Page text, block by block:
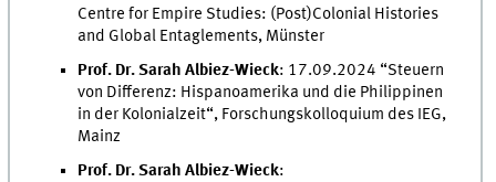
Centre for Empire Studies: (Post)Colonial Histories
and Global Entaglements, Münster
Prof. Dr. Sarah Albiez-Wieck: 17.09.2024 “Steuern
von Differenz: Hispanoamerika und die Philippinen
in der Kolonialzeit“, Forschungskolloquium des IEG,
Mainz
Prof. Dr. Sarah Albiez-Wieck: